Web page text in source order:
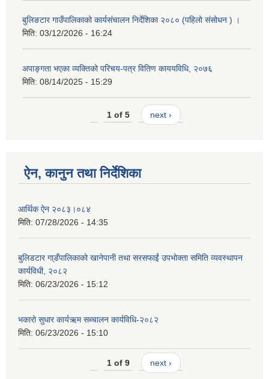
बुलिङटार गाउँपालिकाको कार्यसंचालन निर्देशिका २०८० (पहिलो संसोधन ) ।
मिति: 03/12/2026 - 16:24
अपाङ्गता भएका व्यक्तिको परिचय-पत्र वितिण काययविधि, २०७६
मिति: 08/14/2025 - 15:29
1 of 5 next ›
ऐन, कानुन तथा निर्देशिका
आर्थिक ऐन २०८३।०८४
मिति: 07/28/2026 - 14:35
बुलिडटार गा्डँपालिकाको खानेपानी तथा सरसफाईं उपभोक्ता समिति व्यवस्थापन
कार्यविधी, २०८२
मिति: 06/23/2026 - 15:12
भकारो सुधार कार्यऋम सब्चालन कार्यविधि-२०८२
मिति: 06/23/2026 - 15:10
1 of 9 next ›